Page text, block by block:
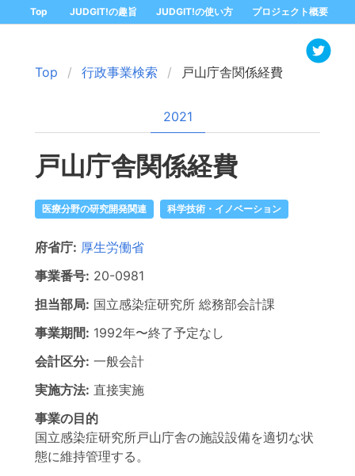
Top JUDGIT!の趣旨 JUDGIT!の使い方 プロジェクト概要
Top 行政事業検索 戸山庁舎関係経費
2021
戸山庁舎関係経費
医療分野の研究開発関連 科学技術・イノベーション
府省庁: 厚生労働省
事業番号: 20-0981
担当部局: 国立感染症研究所 総務部会計課
事業期間: 1992年〜終了予定なし
会計区分: 一般会計
実施方法: 直接実施
事業の目的
国立感染症研究所戸山庁舎の施設設備を適切な状
態に維持管理する。